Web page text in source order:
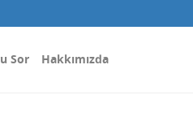
Sor Hakkımızda